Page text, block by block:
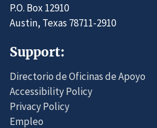
P.O. Box 12910
Austin, Texas 78711-2910
Support:
Directorio de Oficinas de Apoyo
Accessibility Policy
Privacy Policy
Empleo